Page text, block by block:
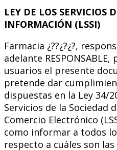
LEY DE LOS SERVICIOS
INFORMACIÓN (LSSI)
Farmacia ¿??¿?¿?,
adelante
usuarios el presente
pretende dar
dispuestas en la Ley 34/
Servicios de la Sociedad
Comercio Electrónico
como informar a todos
respecto a cuáles son